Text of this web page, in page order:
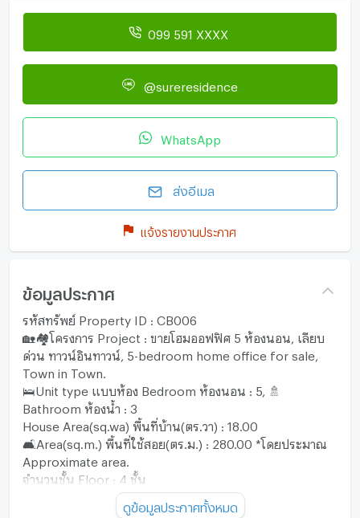
099 591 XXXX
@sureresidence
WhatsApp
ส่งอีเมล
แจ้งรายงานประกาศ
ข้อมูลประกาศ
รหัสทรัพย์ Property ID : CB006
🏡🏘️โครงการ Project : ขายโฮมออฟฟิศ 5 ห้องนอน, เลียบ
ด่วน ทาวน์อินทาวน์, 5-bedroom home office for sale,
Town in Town.
🛌Unit type แบบห้อง Bedroom ห้องนอน : 5, 🚿
Bathroom ห้องน้ำ : 3
House Area(sq.wa) พื้นที่บ้าน(ตร.วา) : 18.00
🛋️Area(sq.m.) พื้นที่ใช้สอย(ตร.ม.) : 280.00 *โดยประมาณ
Approximate area.
จำนวนชั้น Floor : 4 ชั้น
🅿️🚗จำนวนที่จอดรถ Carpark : 2 คัน
♾ราคาขาย SELL : ฿5,990,000.- บาท *ฟรีโอน Free
ดูข้อมูลประกาศทั้งหมด